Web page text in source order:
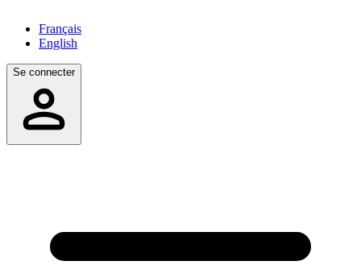
Français
English
Se connecter